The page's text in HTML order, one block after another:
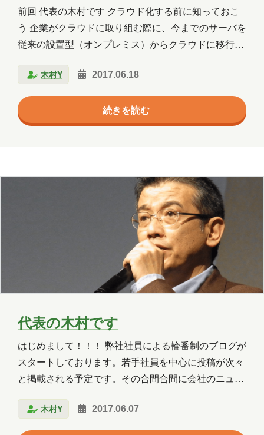
前回 代表の木村です クラウド化する前に知っておこ
う 企業がクラウドに取り組む際に、今までのサーバを
従来の設置型（オンプレミス）からクラウドに移行す
は、自社で利用するWindowsやLinuxのサーバを購入
していました。基本的にAzureやAWSといったパブリ
ッククラウドを利用する際には、サーバを購入する必
要はありません。替りに、「利用料」を払います。今
基本的には月額料金として支払います。 例えば、自社
のホームページを置く場所としてMicrosoft…
木村Y 2017.06.18
続きを読む
代表の木村です
はじめまして！！！ 弊社社員による輪番制のブログが
スタートしております。若手社員を中心に投稿が次々
と掲載される予定です。その合間合間に会社のニュー
非、皆さま、お楽しみに(^^) 弊社が今取り組んでいる
ことなど… 弊社のビジネスはSIと称される事業でドメ
木村Y 2017.06.07